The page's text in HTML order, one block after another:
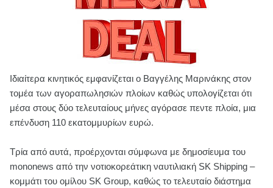
Ιδιαίτερα κινητικός εμφανίζεται ο Βαγγέλης Μαρινάκης στον
τομέα των αγοραπωλησιών πλοίων καθώς υπολογίζεται ότι
μέσα στους δύο τελευταίους μήνες αγόρασε πεντε πλοία, μια
επένδυση 110 εκατομμυρίων ευρώ.
Τρία από αυτά, προέρχονται σύμφωνα με δημοσίευμα του
mononews από την νοτιοκορεάτικη ναυτιλιακή SK Shipping –
κομμάτι του ομίλου SK Group, καθώς το τελευταίο διάστημα